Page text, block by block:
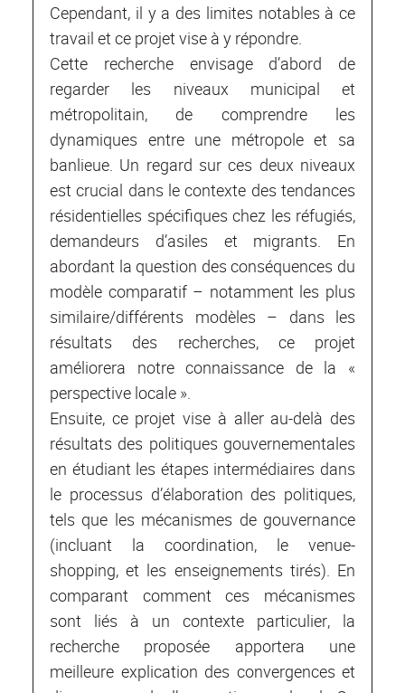
Cependant, il y a des limites notables à ce
travail et ce projet vise à y répondre.
Cette recherche envisage d’abord de
regarder les niveaux municipal et
métropolitain, de comprendre les
dynamiques entre une métropole et sa
banlieue. Un regard sur ces deux niveaux
est crucial dans le contexte des tendances
résidentielles spécifiques chez les réfugiés,
demandeurs d’asiles et migrants. En
abordant la question des conséquences du
modèle comparatif – notamment les plus
similaire/différents modèles – dans les
résultats des recherches, ce projet
améliorera notre connaissance de la «
perspective locale ».
Ensuite, ce projet vise à aller au-delà des
résultats des politiques gouvernementales
en étudiant les étapes intermédiaires dans
le processus d’élaboration des politiques,
tels que les mécanismes de gouvernance
(incluant la coordination, le venue-
shopping, et les enseignements tirés). En
comparant comment ces mécanismes
sont liés à un contexte particulier, la
recherche proposée apportera une
meilleure explication des convergences et